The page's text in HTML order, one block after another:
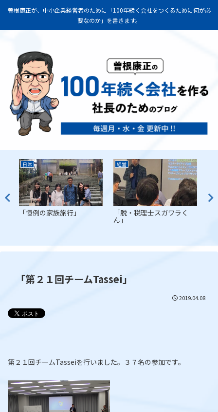
曽根康正が、中小企業経営者のために「100年続く会社をつくるために何が必
要なのか」を書きます。
日常
「恒例の家族旅行」
経営
「脱・税理士スガワラく
ん」
「第２１回チームTassei」
2019.04.08
第２１回チームTasseiを行いました。３７名の参加です。